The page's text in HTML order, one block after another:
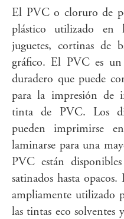
El PVC o cloruro de
plástico utilizado en
juguetes, cortinas de
gráfico. El PVC es
duradero que puede
para la impresión de
tinta de PVC. Los
pueden imprimirse
laminarse para una
PVC están
satinados hasta
ampliamente utilizado
las tintas eco solventes